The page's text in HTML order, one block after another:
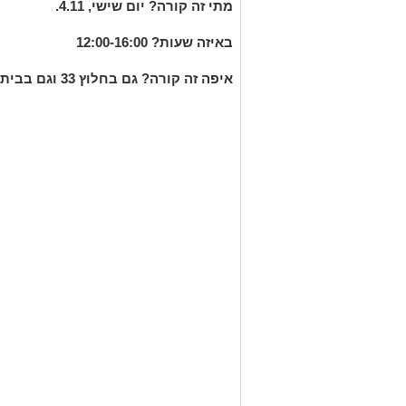
מתי זה קורה? יום שישי, 4.11 .
באיזה שעות? 12:00-16:00
איפה זה קורה? גם בחלוץ 33 וגם בבית הבירה